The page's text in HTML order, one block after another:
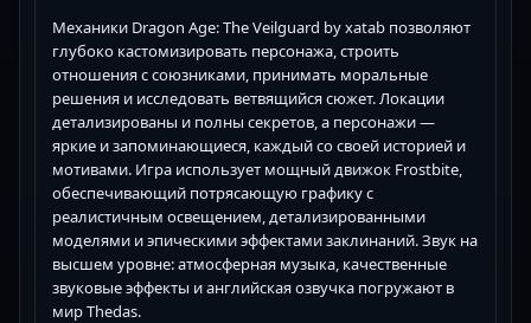
Механики Dragon Age: The Veilguard by xatab позволяют
глубоко кастомизировать персонажа, строить
отношения с союзниками, принимать моральные
решения и исследовать ветвящийся сюжет. Локации
детализированы и полны секретов, а персонажи —
яркие и запоминающиеся, каждый со своей историей и
мотивами. Игра использует мощный движок Frostbite,
обеспечивающий потрясающую графику с
реалистичным освещением, детализированными
моделями и эпическими эффектами заклинаний. Звук на
высшем уровне: атмосферная музыка, качественные
звуковые эффекты и английская озвучка погружают в
мир Thedas.